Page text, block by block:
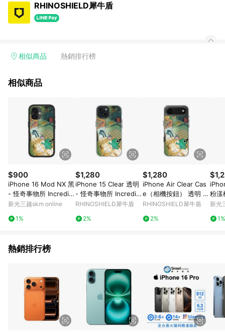
RHINOSHIELD犀牛盾
相似商品 熱銷排行榜
相似商品
$900
iPhone 16 Mod NX 黑
- 怪奇事物所 Incredivil
le - 卡路里盛夏派對
新光三越skm online
1%
$1,280
iPhone 15 Clear 透明
- 怪奇事物所 Incredivil
le - 卡路里盛夏派對
RHINOSHIELD犀牛盾
2%
$1,280
iPhone Air Clear Cas
e（相機按鈕） 透明 -
怪奇事物所 Incredivill
RHINOSHIELD犀牛盾
2%
粉漾
新光
1%
熱銷排行榜